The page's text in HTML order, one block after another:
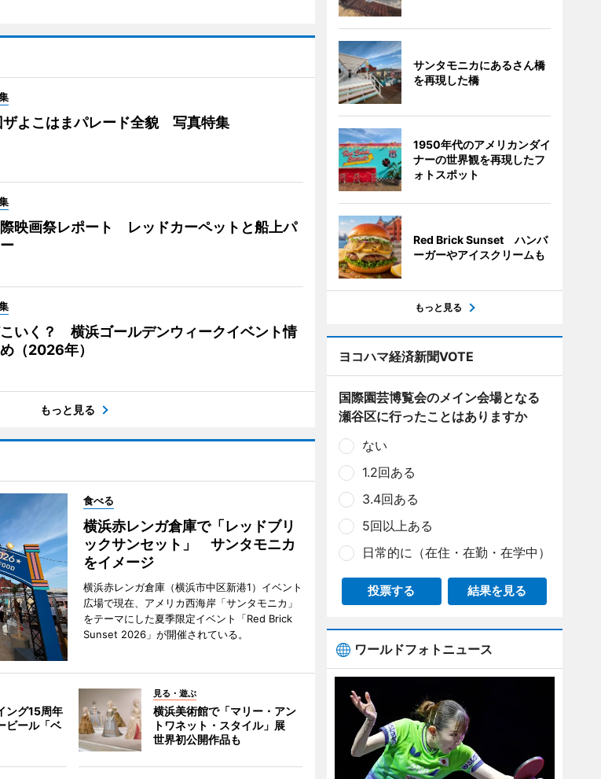
ザよこはまパレード全貌 写真特集
映画祭レポート レッドカーペットと船上パ
いく？ 横浜ゴールデンウィークイベント情
（2026年）
もっと見る
食べる
横浜赤レンガ倉庫で「レッドブリ
ックサンセット」 サンタモニカ
をイメージ
横浜赤レンガ倉庫（横浜市中区新港1）イベント
広場で現在、アメリカ西海岸「サンタモニカ」
をテーマにした夏季限定イベント「Red Brick
Sunset 2026」が開催されている。
ング15周年
ール「ベ
見る・遊ぶ
横浜美術館で「マリー・アン
トワネット・スタイル」展
世界初公開作品も
サンタモニカにあるさん橋
を再現した橋
1950年代のアメリカンダイ
ナーの世界観を再現したフ
ォトスポット
Red Brick Sunset ハンバ
ーガーやアイスクリームも
もっと見る
ヨコハマ経済新聞VOTE
国際園芸博覧会のメイン会場となる
瀬谷区に行ったことはありますか
ない
1.2回ある
3.4回ある
5回以上ある
日常的に（在住・在勤・在学中）
投票する 結果を見る
ワールドフォトニュース